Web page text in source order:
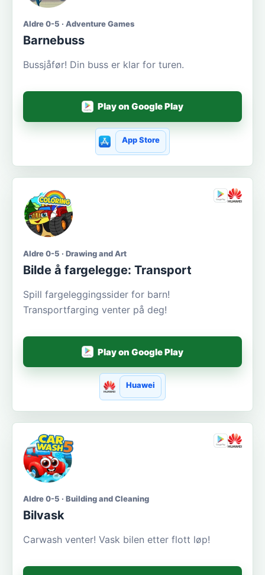
Aldre 0-5 · Adventure Games
Barnebuss
Bussjåfør! Din buss er klar for turen.
Play on Google Play
App Store
Aldre 0-5 · Drawing and Art
Bilde å fargelegge: Transport
Spill fargeleggingssider for barn!
Transportfarging venter på deg!
Play on Google Play
Huawei
Aldre 0-5 · Building and Cleaning
Bilvask
Carwash venter! Vask bilen etter flott løp!